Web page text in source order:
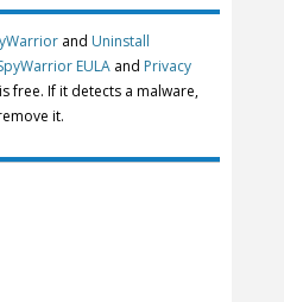
and Uninstall
EULA and Privacy
free. If it detects a malware,
it.